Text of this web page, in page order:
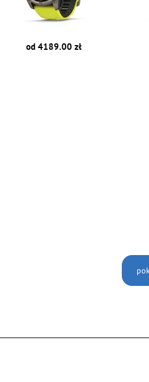
od 4189.00 zł